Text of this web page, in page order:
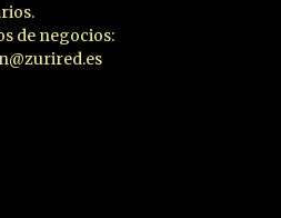
de negocios: